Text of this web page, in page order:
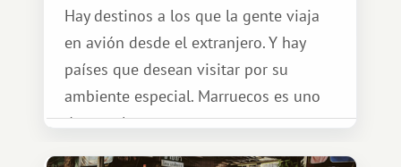
Hay destinos a los que la gente viaja
en avión desde el extranjero. Y hay
países que desean visitar por su
ambiente especial. Marruecos es uno
de esos lugares.